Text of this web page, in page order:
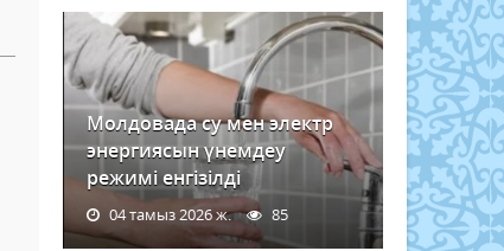
Молдовада су мен электр
энергиясын үнемдеу
режимі енгізілді
04 тамыз 2026 ж. 85